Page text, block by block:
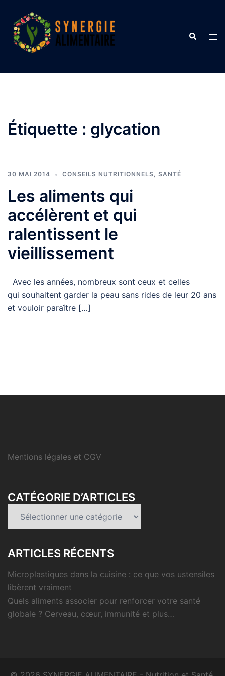
contenu
Étiquette : glycation
30 MAI 2014 CONSEILS NUTRITIONNELS, SANTÉ
Les aliments qui
accélèrent et qui
ralentissent le
vieillissement
Avec les années, nombreux sont ceux et celles
qui souhaitent garder la peau sans rides de leur 20 ans
et vouloir paraître […]
Mentions légales et CGV
CATÉGORIE D’ARTICLES
ARTICLES RÉCENTS
Microplastiques dans la cuisine : ce que vos ustensiles
libèrent vraiment
Quels aliments associer pour renforcer votre santé
globale ? Cerveau, cœur, immunité et plus…